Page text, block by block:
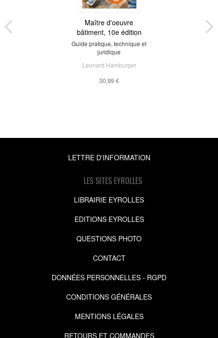
Maître d'oeuvre
bâtiment, 10e édition
Guide pratique, technique et
juridique
Leonard Hamburger
30,99 €
LETTRE D'INFORMATION
LES SITES EYROLLES
LIBRAIRIE EYROLLES
EDITIONS EYROLLES
QUESTIONS PHOTO
CONTACT
DONNÉES PERSONNELLES - RGPD
CONDITIONS GÉNÉRALES
MENTIONS LÉGALES
RETOURS ET COMMANDES